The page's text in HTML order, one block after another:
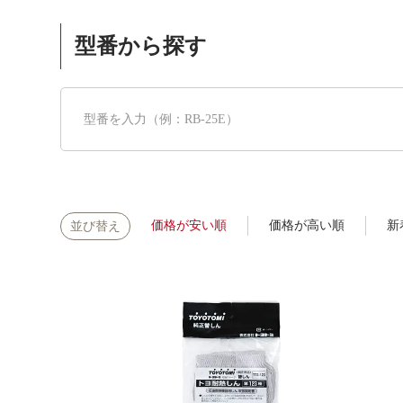
型番から探す
並び替え 価格が安い順 価格が高い順 新